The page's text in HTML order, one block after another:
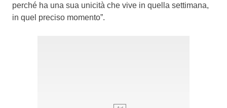
perché ha una sua unicità che vive in quella settimana,
in quel preciso momento”.